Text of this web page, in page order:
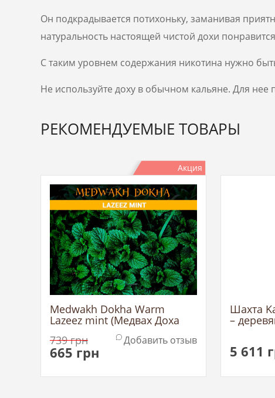
Он подкрадывается потихоньку, заманивая
натуральность настоящей чистой дохи
С таким уровнем содержания никотина нужно
Не используйте доху в обычном кальяне. Для
РЕКОМЕНДУЕМЫЕ ТОВАРЫ
Акция
Medwakh Dokha Warm
Lazeez mint (Медвах Доха
739грн
665грн
Добавить отзыв
Шахта
–
5 611